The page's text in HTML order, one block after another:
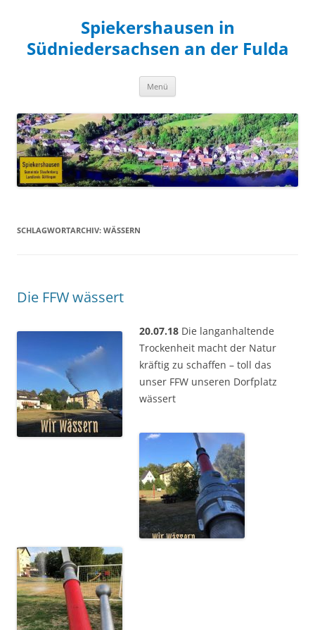
Spiekershausen in
Südniedersachsen an der Fulda
Menü
SCHLAGWORTARCHIV: WÄSSERN
Die FFW wässert
20.07.18 Die langanhaltende
Trockenheit macht der Natur
kräftig zu schaffen – toll das
unser FFW unseren Dorfplatz
wässert